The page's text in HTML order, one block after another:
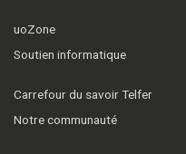
uoZone
Soutien informatique
Carrefour du savoir Telfer
Notre communauté